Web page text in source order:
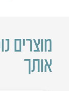
מוצרים
אותך